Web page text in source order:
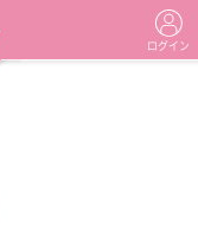
ログイン